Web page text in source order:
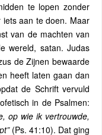
te lopen zonder
aan te doen. Maar
van de machten van
wereld, satan. Judas
de Zijnen bewaarde
heeft laten gaan dan
de Schrift vervuld
in de Psalmen:
op wie ik vertrouwde,
(Ps. 41:10). Dat ging